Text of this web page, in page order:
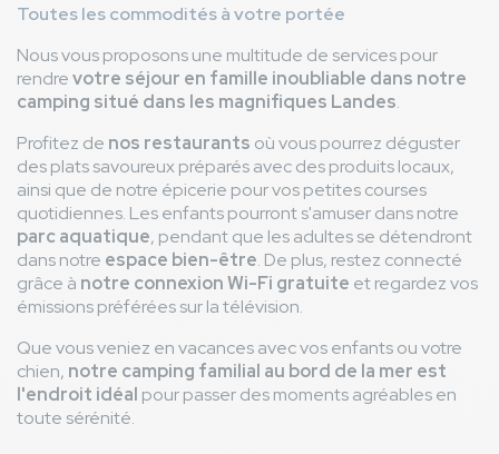
Toutes les commodités à votre portée
Nous vous proposons une multitude de services pour
rendrevotre séjour en famille inoubliable dans notre
camping situé dans les magnifiques Landes.
Profitez de nos restaurants où vous pourrez déguster
des plats savoureux préparés avec des produits locaux,
ainsi que de notre épicerie pour vos petites courses
quotidiennes. Les enfants pourront s'amuser dans notre
parc aquatique, pendant que les adultes se détendront
dans notre espace bien-être. De plus, restez connecté
grâce à notre connexion Wi-Fi gratuite et regardez vos
émissions préférées sur la télévision.
Que vous veniez en vacances avec vos enfants ou votre
chien, notre camping familial au bord de la mer est
l'endroit idéal pour passer des moments agréables en
toute sérénité.